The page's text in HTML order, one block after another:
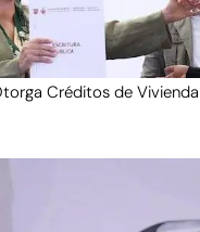
Créditos de